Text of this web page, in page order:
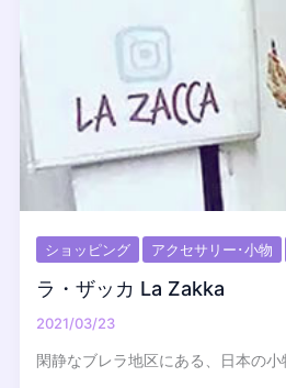
ショッピング アクセサリー･小物
ラ・ザッカ La Zakka
2021/03/23
閑静なブレラ地区にある、日本の